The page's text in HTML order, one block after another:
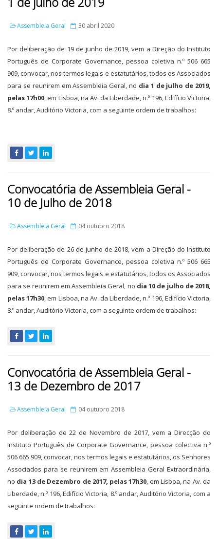
Assembleia Geral 30 abril 2020
Por deliberação de 19 de junho de 2019, vem a Direção do Instituto
Português de Corporate Governance, pessoa coletiva n.º 506 665
909, convocar, nos termos legais e estatutários, todos os Associados
para se reunirem em Assembleia Geral, no dia 1 de julho de 2019,
pelas 17h00, em Lisboa, na Av. da Liberdade, n.º 196, Edifício Victoria,
8.º andar, Auditório Victoria, com a seguinte ordem de trabalhos:
Convocatória de Assembleia Geral -
10 de Julho de 2018
Assembleia Geral 04 outubro 2018
Por deliberação de 26 de junho de 2018, vem a Direção do Instituto
Português de Corporate Governance, pessoa coletiva n.º 506 665
909, convocar, nos termos legais e estatutários, todos os Associados
para se reunirem em Assembleia Geral, no dia 10 de julho de 2018,
pelas 17h30, em Lisboa, na Av. da Liberdade, n.º 196, Edifício Victoria,
8.º andar, Auditório Victoria, com a seguinte ordem de trabalhos:
Convocatória de Assembleia Geral -
13 de Dezembro de 2017
Assembleia Geral 04 outubro 2018
Por deliberação de 22 de Novembro de 2017, vem a Direcção do
Instituto Português de Corporate Governance, pessoa colectiva n.º
506 665 909, convocar, nos termos legais e estatutários, os Senhores
Associados para se reunirem em Assembleia Geral Extraordinária,
no dia 13 de Dezembro de 2017, pelas 17h30, em Lisboa, na Av. da
Liberdade, n.º 196, Edifício Victoria, 8.º andar, Auditório Victoria, com a
seguinte ordem de trabalhos: